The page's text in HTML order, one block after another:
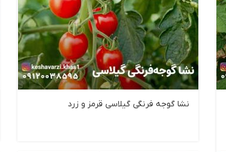
نشا گوجه فرنگی گیلاسی قرمز و زرد